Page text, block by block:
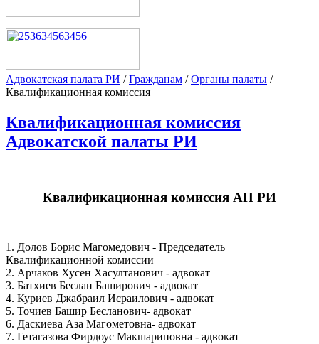
Адвокатская палата РИ /Гражданам /Органы палаты /
Квалификационная комиссия
Квалификационная комиссия
Адвокатской палаты РИ
Квалификационная комиссия АП РИ
1. Долов Борис Магомедович - Председатель
Квалификационной комиссии
2. Арчаков Хусен Хасултанович - адвокат
3. Батхиев Беслан Баширович - адвокат
4. Куриев Джабраил Исраилович - адвокат
5. Точиев Башир Бесланович- адвокат
6. Даскиева Аза Магометовна- адвокат
7. Гетагазова Фирдоус Макшариповна - адвокат